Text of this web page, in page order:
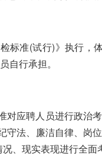
标准(试行)》执行，
自行承担。
对应聘人员进行政治
守法、廉洁自律、岗
、现实表现进行全